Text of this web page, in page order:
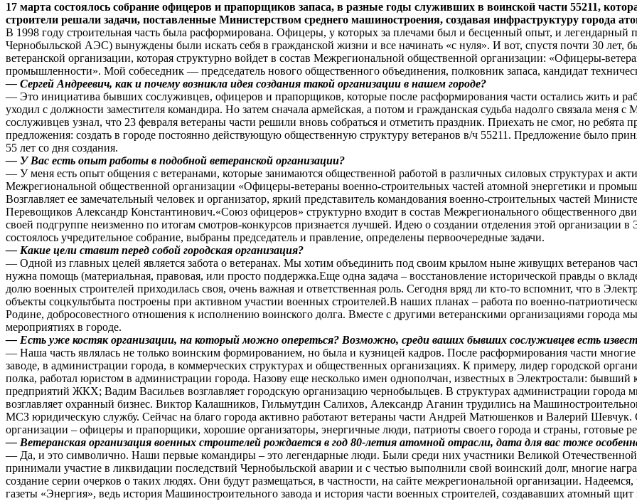
17 марта состоялось собрание офицеров и прапорщиков запаса, в разные годы служивших в воинской части 55211,
строители решали задачи, поставленные Министерством среднего машиностроения, создавая инфраструктуру города
В 1998 году строительная часть была расформирована. Офицеры, у которых за плечами был и бесценный опыт, и
Чернобыльской АЭС) вынуждены были искать себя в гражданской жизни и все начинать «с нуля». И вот, спустя почти 30 лет,
ветеранской организации, которая структурно войдет в состав Межрегиональной общественной организации: «Офицеры-
промышленности». Мой собеседник — председатель нового общественного объединения, полковник запаса, кандидат
— Сергей Андреевич, как и почему возникла идея создания такой организации в нашем городе?
— Это инициатива бывших сослуживцев, офицеров и прапорщиков, которые после расформирования части остались жить и
уходил с должности заместителя командира. Но затем сначала армейская, а потом и гражданская судьба надолго связала
сослуживцев узнал, что 23 февраля ветераны части решили вновь собраться и отметить праздник. Приехать не смог, но ребята
предложения: создать в городе постоянно действующую общественную структуру ветеранов в/ч 55211. Предложение было
55 лет со дня создания.
— У Вас есть опыт работы в подобной ветеранской организации?
— У меня есть опыт общения с ветеранами, которые занимаются общественной работой в различных силовых структурах и
Межрегиональной общественной организации «Офицеры-ветераны военно-строительных частей атомной энергетики и
Возглавляет ее замечательный человек и организатор, яркий представитель командования военно-строительных частей
Перевощиков Александр Константинович.«Союз офицеров» структурно входит в состав Межрегионального общественного
своей подгруппе неизменно по итогам смотров-конкурсов признается лучшей. Идею о создании отделения этой организации
состоялось учредительное собрание, выбраны председатель и правление, определены первоочередные задачи.
— Какие цели ставит перед собой городская организация?
— Одной из главных целей является забота о ветеранах. Мы хотим объединить под своим крылом ныне живущих ветеранов
нужна помощь (материальная, правовая, или просто поддержка.Еще одна задача – восстановление исторической правды о
долю военных строителей приходилась своя, очень важная и ответственная роль. Сегодня вряд ли кто-то вспомнит, что в
объекты соцкультбыта построены при активном участии военных строителей.В наших планах – работа по военно-
Родине, добросовестного отношения к исполнению воинского долга. Вместе с другими ветеранскими организациями города
мероприятиях в городе.
— Есть уже костяк организации, на который можно опереться? Возможно, среди ваших бывших сослуживцев есть
— Наша часть являлась не только воинским формированием, но была и кузницей кадров. После расформирования части
заводе, в администрации города, в коммерческих структурах и общественных организациях. К примеру, лидер городской
полка, работал юристом в администрации города. Назову еще несколько имен однополчан, известных в Электростали: бывший
предприятий ЖКХ; Вадим Васильев возглавляет городскую организацию чернобыльцев. В структурах администрации
возглавляет охранный бизнес. Виктор Калашников, Гильмутдин Салихов, Александр Аганин трудились на
МСЗ юридическую службу. Сейчас на благо города активно работают ветераны части Андрей Матюшенков и Валерий Шевчук.
организации – офицеры и прапорщики, хорошие организаторы, энергичные люди, патриоты своего города и страны, готовые
— Ветеранская организация военных строителей рождается в год 80-летия атомной отрасли, дата для вас тоже
— Да, и это символично. Наши первые командиры – это легендарные люди. Были среди них участники Великой
принимали участие в ликвидации последствий Чернобыльской аварии и с честью выполнили свой воинский долг, многие
создание серии очерков о таких людях. Они будут размещаться, в частности, на сайте межрегиональной организации.
газеты «Энергия», ведь история Машиностроительного завода и история части военных строителей, создававших атомный